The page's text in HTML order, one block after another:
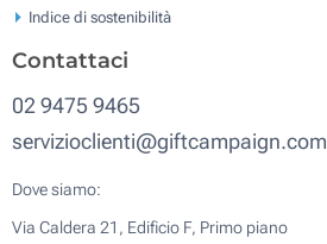
Indice di sostenibilità
Contattaci
02 9475 9465
servizioclienti@giftcampaign.com
Dove siamo:
Via Caldera 21, Edificio F, Primo piano